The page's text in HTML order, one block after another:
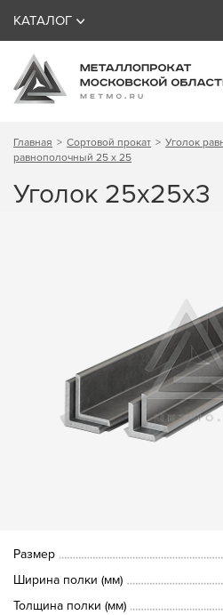
КАТАЛОГ
Главная Сортовой прокат Уголок
равнополочный 25 х 25
Уголок 25х25х3
Размер
Ширина полки (мм)
Толщина полки (мм)